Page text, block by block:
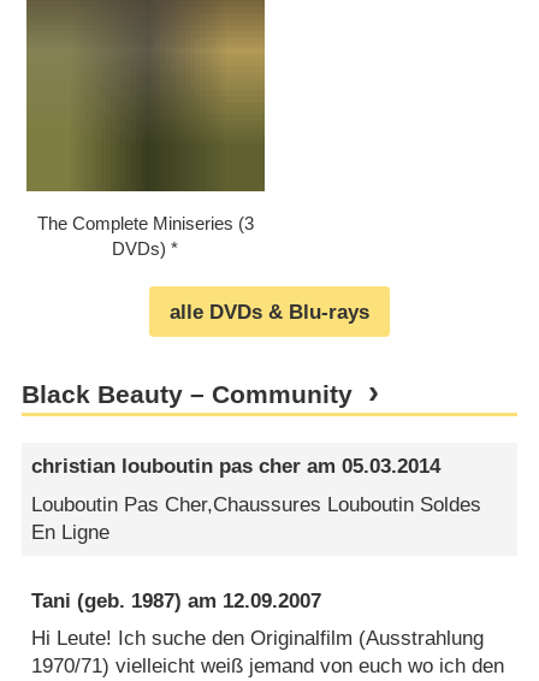
The Complete Miniseries (3
DVDs)
alle DVDs & Blu-rays
Black Beauty – Community
christian louboutin pas cher am05.03.2014
Louboutin Pas Cher,Chaussures Louboutin Soldes
En Ligne
Tani (geb. 1987) am 12.09.2007
Hi Leute! Ich suche den Originalfilm (Ausstrahlung
1970/71) vielleicht weiß jemand von euch wo ich den